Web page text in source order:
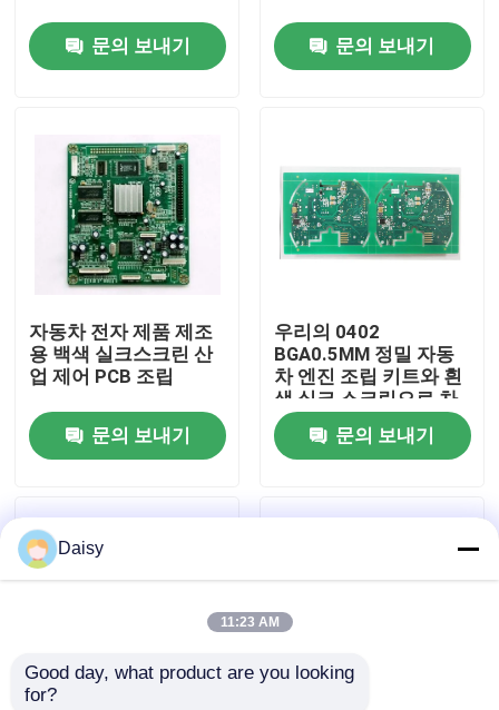
홈
회사 소개
공장 투어
품질 관리
연락처
모든 케이스
ems 피크바
문의 보내기 문의 보내기
자동차 전자 제품 제조
용 백색 실크스크린 산
업 제어 PCB 조립
문의 보내기
우리의 0402
BGA0.5MM 정밀 자동
차 엔진 조립 키트와 흰
색 실크 스크린으로 차
량을 업그레이드
문의 보내기
Daisy
11:23 AM
Good day, what product are you looking
for?